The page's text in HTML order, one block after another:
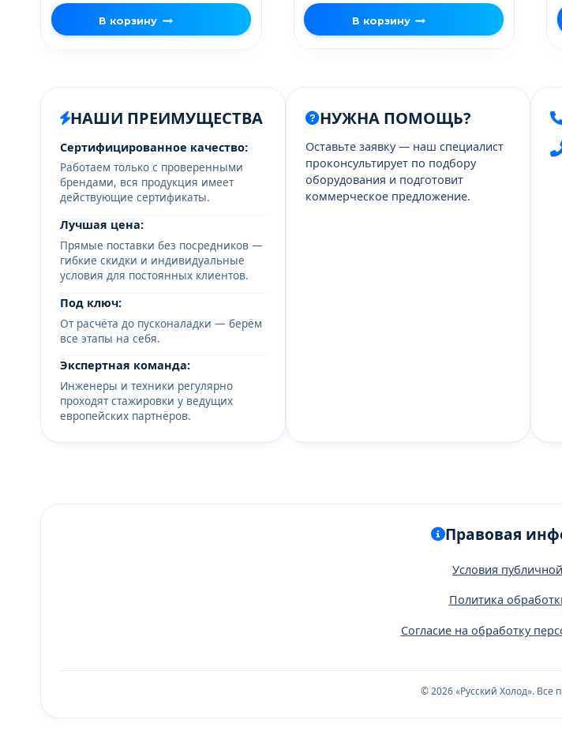
В корзину В корзину
НАШИ ПРЕИМУЩЕСТВА
Сертифицированное качество:
Работаем только с проверенными
брендами, вся продукция имеет
действующие сертификаты.
Лучшая цена:
Прямые поставки без посредников —
гибкие скидки и индивидуальные
условия для постоянных клиентов.
Под ключ:
От расчёта до пусконаладки — берём
все этапы на себя.
Экспертная команда:
Инженеры и техники регулярно
проходят стажировки у ведущих
европейских партнёров.
НУЖНА ПОМОЩЬ?
Оставьте заявку — наш специалист
проконсультирует по подбору
оборудования и подготовит
коммерческое предложение.
Правовая
Условия
Политика
Согласие на обработку
© 2026 «Русский Холод».